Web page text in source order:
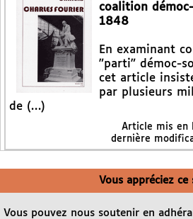
coalition
1848
En examinant
"parti" démoc-
cet article
par plusieurs
de (…)
Article mis en
dernière
Vous appréciez ce
Vous pouvez nous soutenir en